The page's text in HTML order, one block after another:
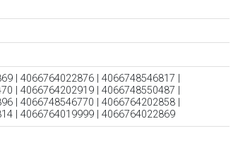
| 4066764022876 | 4066748546817 |
| 4066764202919 | 4066748550487 |
| 4066748546770 | 4066764202858 |
| 4066764019999 | 4066764022869